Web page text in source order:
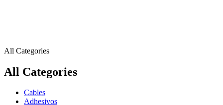
All Categories
All Categories
Cables
Adhesivos